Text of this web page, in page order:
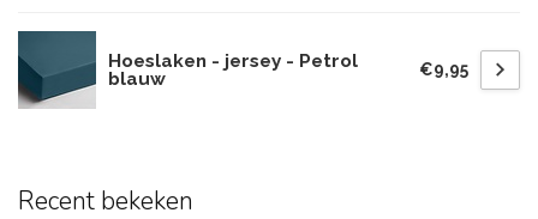
Hoeslaken - jersey - Petrol
blauw
€9,95
Recent bekeken